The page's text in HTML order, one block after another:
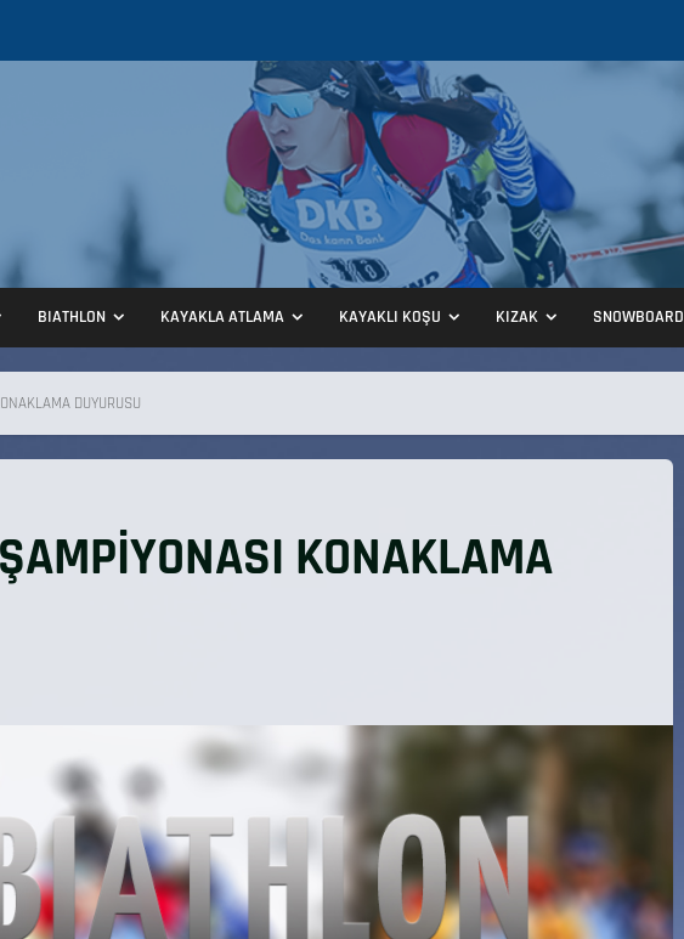
BIATHLON KAYAKLA ATLAMA KAYAKLI KOŞU KIZAK SNOWBOARD
DUYURUSU
KONAKLAMA